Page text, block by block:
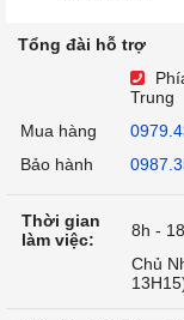
Tổng đài hỗ trợ
Trung
Mua hàng
Bảo hành
Thời gian
làm việc:
8h -
Chủ